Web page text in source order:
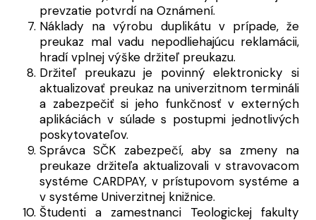
prevzatie potvrdí na Oznámení.
Náklady na výrobu duplikátu v prípade, že
preukaz mal vadu nepodliehajúcu reklamácii,
hradí vplnej výške držiteľ preukazu.
Držiteľ preukazu je povinný elektronicky si
aktualizovať preukaz na univerzitnom termináli
a zabezpečiť si jeho funkčnosť v externých
aplikáciách v súlade s postupmi jednotlivých
poskytovateľov.
Správca SČK zabezpečí, aby sa zmeny na
preukaze držiteľa aktualizovali v stravovacom
systéme CARDPAY, v prístupovom systéme a
v systéme Univerzitnej knižnice.
Študenti a zamestnanci Teologickej fakulty